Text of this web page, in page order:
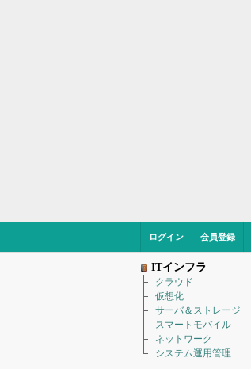
ログイン 会員登録
ITインフラ
クラウド
仮想化
サーバ＆ストレージ
スマートモバイル
ネットワーク
システム運用管理